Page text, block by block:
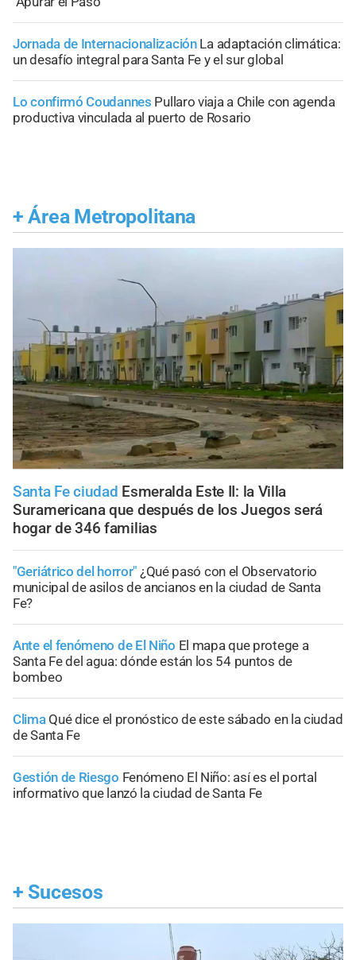
Jornada de Internacionalización La adaptación climática:
un desafío integral para Santa Fe y el sur global
Lo confirmó Coudannes Pullaro viaja a Chile con agenda
productiva vinculada al puerto de Rosario
+ Área Metropolitana
Santa Fe ciudad Esmeralda Este II: la Villa
Suramericana que después de los Juegos será
hogar de 346 familias
"Geriátrico del horror" ¿Qué pasó con el Observatorio
municipal de asilos de ancianos en la ciudad de Santa
Fe?
Ante el fenómeno de El Niño El mapa que protege a
Santa Fe del agua: dónde están los 54 puntos de
bombeo
Clima Qué dice el pronóstico de este sábado en la ciudad
de Santa Fe
Gestión de Riesgo Fenómeno El Niño: así es el portal
informativo que lanzó la ciudad de Santa Fe
+ Sucesos